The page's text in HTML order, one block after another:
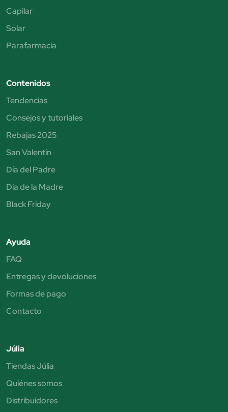
Capilar
Solar
Parafarmacia
Contenidos
Tendencias
Consejos y tutoriales
Rebajas 2025
San Valentín
Día del Padre
Día de la Madre
Black Friday
Ayuda
FAQ
Entregas y devoluciones
Formas de pago
Contacto
Júlia
Tiendas Júlia
Quiénes somos
Distribuidores